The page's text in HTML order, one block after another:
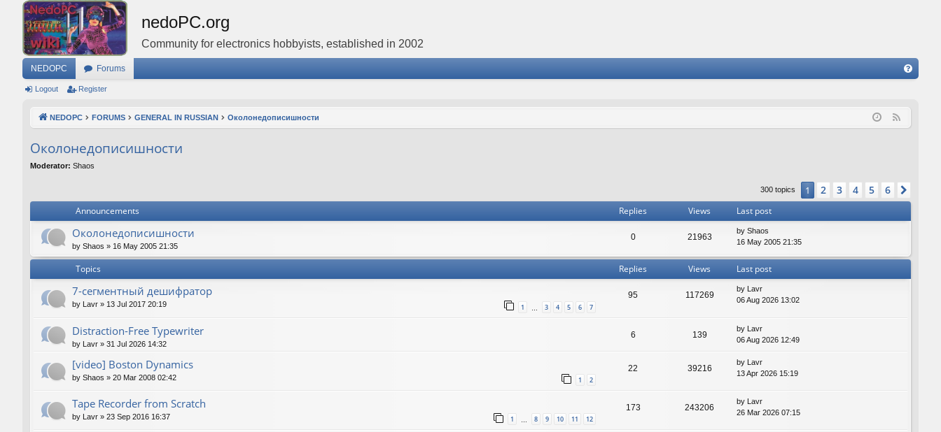
nedoPC.org
Community for electronics hobbyists, established in 2002
NEDOPC Forums
Q
Logout Register
NEDOPC FORUMS GENERAL IN RUSSIAN Околонедописишности
Околонедописишности
Moderator: Shaos
300 topics 1 2 3 4 5 6
Announcements Replies Views Last post
Околонедописишности
by Shaos » 16 May 2005 21:35
0 21963
by Shaos
16 May 2005 21:35
Topics Replies Views Last post
7-сегментный дешифратор
by Lavr » 13 Jul 2017 20:19 1 3 4 5 6 7
95 117269
by Lavr
06 Aug 2026 13:02
Distraction-Free Typewriter
by Lavr » 31 Jul 2026 14:32
6 139
by Lavr
06 Aug 2026 12:49
[video] Boston Dynamics
by Shaos » 20 Mar 2008 02:42 1 2
22 39216
by Lavr
13 Apr 2026 15:19
Tape Recorder from Scratch
by Lavr » 23 Sep 2016 16:37 1 8 9 10 11 12
173 243206
by Lavr
26 Mar 2026 07:15